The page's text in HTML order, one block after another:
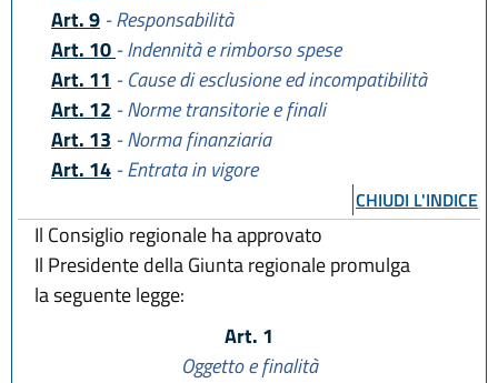
Art. 9 - Responsabilità
Art. 10 - Indennità e rimborso spese
Art. 11 - Cause di esclusione ed incompatibilità
Art. 12 - Norme transitorie e finali
Art. 13 - Norma finanziaria
Art. 14 - Entrata in vigore
CHIUDI L'INDICE
Il Consiglio regionale ha approvato
Il Presidente della Giunta regionale promulga
la seguente legge:
Art. 1
Oggetto e finalità